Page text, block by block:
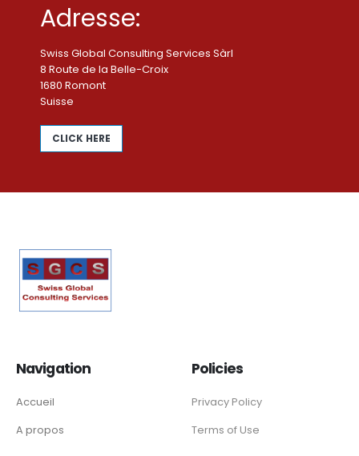
Adresse:
Swiss Global Consulting Services Sàrl
8 Route de la Belle-Croix
1680 Romont
Suisse
CLICK HERE
Navigation
Accueil
A propos
Policies
Privacy Policy
Terms of Use